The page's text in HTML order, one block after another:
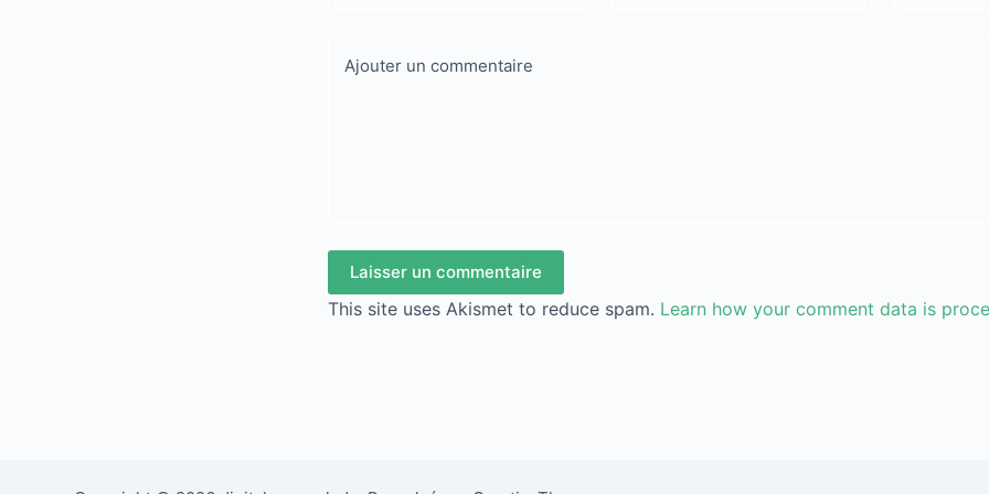
Ajouter un commentaire
Laisser un commentaire
This site uses Akismet to reduce spam. Learn how your comment data is